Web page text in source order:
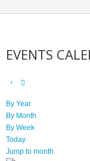
EVENTS
By Year
By Month
By Week
Today
Jump to month